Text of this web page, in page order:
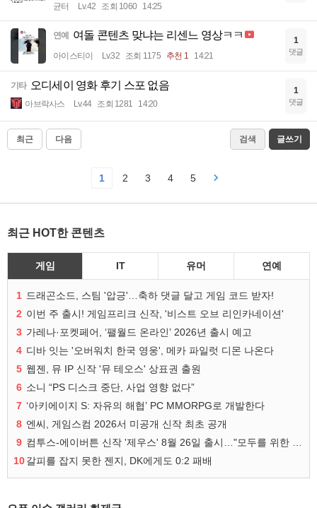
균터 Lv.42 조회 1060 14:25
연예 여돌 콘텐츠 맞냐는 리센느 영상ㅋㅋ
아이스티이 Lv.32 조회 1175 추천 1 14:21
1
댓글
기타 오디세이 영화 후기 스포 없음
아브락사스 Lv.44 조회 1281 14:20
1
댓글
최근 다음 검색 글쓰기
1 2 3 4 5
최근 HOT한 콘텐츠
게임 IT 유머 연예
1 드래곤소드, 스팀 '압긍'…축하 댓글 달고 게임 코드 받자!
2 이번 주 출시! 게임프리크 신작, '비스트 오브 리인카네이션'
3 가레나·포켓페어, ‘팰월드 온라인’ 2026년 출시 예고
4 디바 잇는 '오버워치 한국 영웅', 메카 파일럿 디몬 나온다
5 웹젠, 뮤 IP 신작 '뮤 테오스' 상표권 출원
6 소니 “PS 디스크 중단, 사업 영향 없다”
7 ‘아키에이지 S: 자유의 해협’ PC MMORPG로 개발한다
8 엔씨, 게임스컴 2026서 미공개 신작 최초 공개
9
10갈피를 잡지 못한 젠지, DK에게도 0:2 패배